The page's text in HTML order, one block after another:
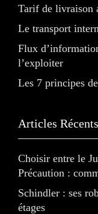
Tarif de livraison
Le transport
Flux
l’exploiter
Les 7 principes
Articles Récents
Choisir entre le
Précaution :
Schindler : ses
étages